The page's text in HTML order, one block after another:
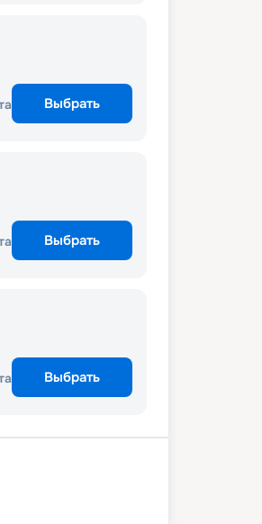
Выбрать
Выбрать
Выбрать